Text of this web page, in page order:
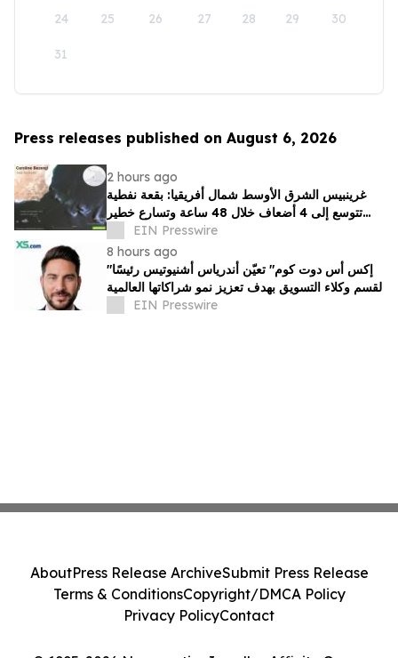
24 25 26 27 28 29 30
31
Press releases published on August 6, 2026
2 hours ago
غرينبيس الشرق الأوسط شمال أفريقيا: بقعة نفطية
تتوسع إلى 4 أضعاف خلال 48 ساعة وتسارع خطير
يهدد محمية بحرية فريدة في عُمان
EIN Presswire
8 hours ago
"إكس أس دوت كوم" تعيّن أندرياس أشنيوتيس رئيسًا
لقسم وكلاء التسويق بهدف تعزيز نمو شراكاتها العالمية
EIN Presswire
AboutPress Release ArchiveSubmit Press Release
Terms & ConditionsCopyright/DMCA Policy
Privacy PolicyContact